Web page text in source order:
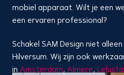
mobiel apparaat. Wilt je een
een ervaren professional?
Schakel SAM Design niet
Hilversum. Wij zijn ook
in Amsterdam, Almere,